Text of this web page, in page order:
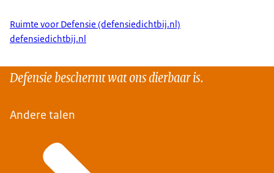
Ruimte voor Defensie (defensiedichtbij.nl)
defensiedichtbij.nl
Defensie beschermt wat ons dierbaar is.
Andere talen